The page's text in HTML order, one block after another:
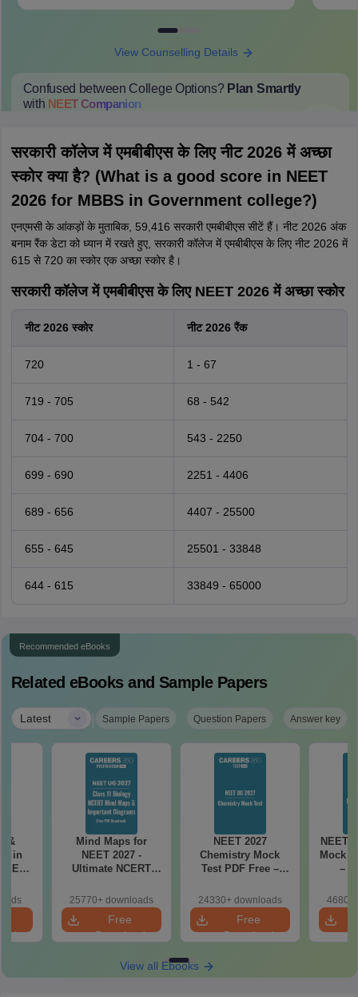
View Counselling Details
Confused between College Options? Plan Smartly
with NEETCompanion
सरकारी कॉलेज में एमबीबीएस के लिए नीट 2026 में अच्छा
स्कोर क्या है? (What is a good score in NEET
2026 for MBBS in Government college?)
एनएमसी के आंकड़ों के मुताबिक, 59,416 सरकारी एमबीबीएस सीटें हैं। नीट 2026 अंक
बनाम रैंक डेटा को ध्यान में रखते हुए, सरकारी कॉलेज में एमबीबीएस के लिए नीट 2026 में
615 से 720 का स्कोर एक अच्छा स्कोर है।
सरकारी कॉलेज में एमबीबीएस के लिए NEET 2026 में अच्छा स्कोर
नीट 2026 स्कोर नीट 2026 रैंक
720 1 - 67
719 - 705 68 - 542
704 - 700 543 - 2250
699 - 690 2251 - 4406
689 - 656 4407 - 25500
655 - 645 25501 - 33848
644 - 615 33849 - 65000
Recommended eBooks
Related eBooks and Sample Papers
Latest | Sample Papers Question Papers Answer key
&
in
Mind Maps for
NEET 2027 -
Ultimate NCERT
& Diagrams
Revision Guide PDF
25770+ downloads
Free
Download
NEET 2027
Chemistry Mock
Test PDF Free –
Papers with
Solutions
24330+ downloads
Free
Download
NEET
Mock
–
with
View all Ebooks